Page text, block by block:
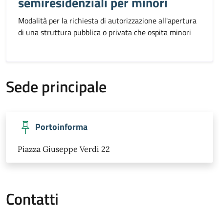
Modalità per la richiesta di autorizzazione all'apertura
di una struttura pubblica o privata che ospita minori
Sede principale
Portoinforma
Piazza Giuseppe Verdi 22
Contatti